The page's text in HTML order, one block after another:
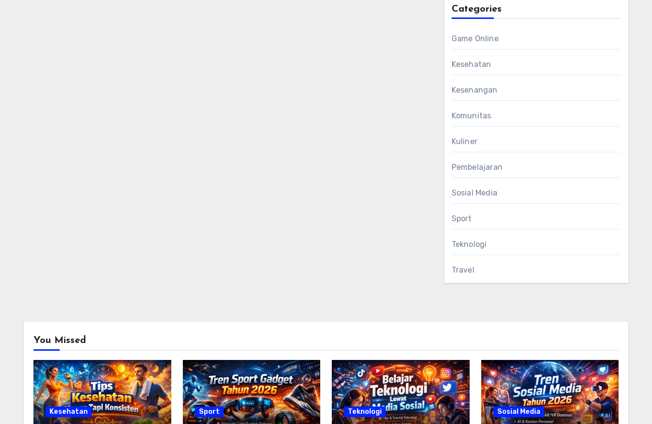
Categories
Game Online
Kesehatan
Kesenangan
Komunitas
Kuliner
Pembelajaran
Sosial Media
Sport
Teknologi
Travel
You Missed
Kesehatan Sport Teknologi Sosial Media